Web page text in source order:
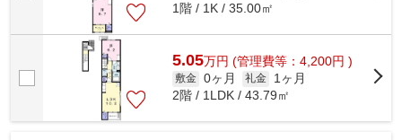
1階 / 1K / 35.00㎡
5.05万円 (管理費等：4,200円 )
敷金 0ヶ月 礼金
1ヶ月
2階 / 1LDK / 43.79㎡